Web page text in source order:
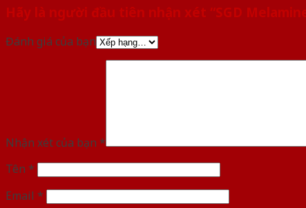
Hãy là người đầu tiên nhận xét “SGD
Đánh giá của bạn
Nhận xét của bạn *
Tên *
Email *